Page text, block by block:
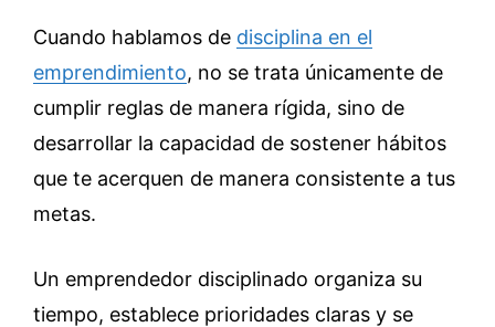
Cuando hablamos de disciplina en el
emprendimiento, no se trata únicamente de
cumplir reglas de manera rígida, sino de
desarrollar la capacidad de sostener hábitos
que te acerquen de manera consistente a tus
metas.
Un emprendedor disciplinado organiza su
tiempo, establece prioridades claras y se